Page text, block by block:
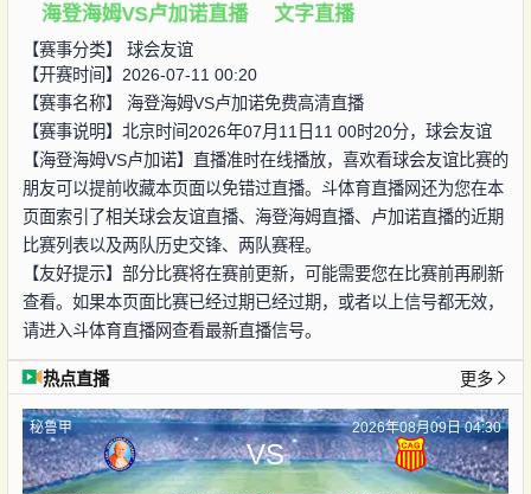
海登海姆VS卢加诺直播 文字直播
【赛事分类】 球会友谊
【开赛时间】2026-07-11 00:20
【赛事名称】 海登海姆VS卢加诺免费高清直播
【赛事说明】北京时间2026年07月11日11 00时20分，球会友谊
【海登海姆VS卢加诺】直播准时在线播放，喜欢看球会友谊比赛的
朋友可以提前收藏本页面以免错过直播。斗体育直播网还为您在本
页面索引了相关球会友谊直播、海登海姆直播、卢加诺直播的近期
比赛列表以及两队历史交锋、两队赛程。
【友好提示】部分比赛将在赛前更新，可能需要您在比赛前再刷新
查看。如果本页面比赛已经过期已经过期，或者以上信号都无效，
请进入斗体育直播网查看最新直播信号。
热点直播 更多
秘鲁甲 2026年08月09日 04:30
VS